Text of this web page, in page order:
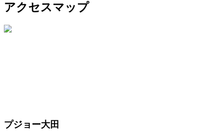
アクセスマップ
プジョー大田